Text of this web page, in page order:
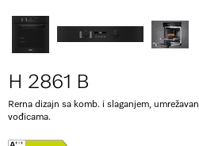
H 2861 B
Rerna dizajn sa komb. i slaganjem,
vođicama.